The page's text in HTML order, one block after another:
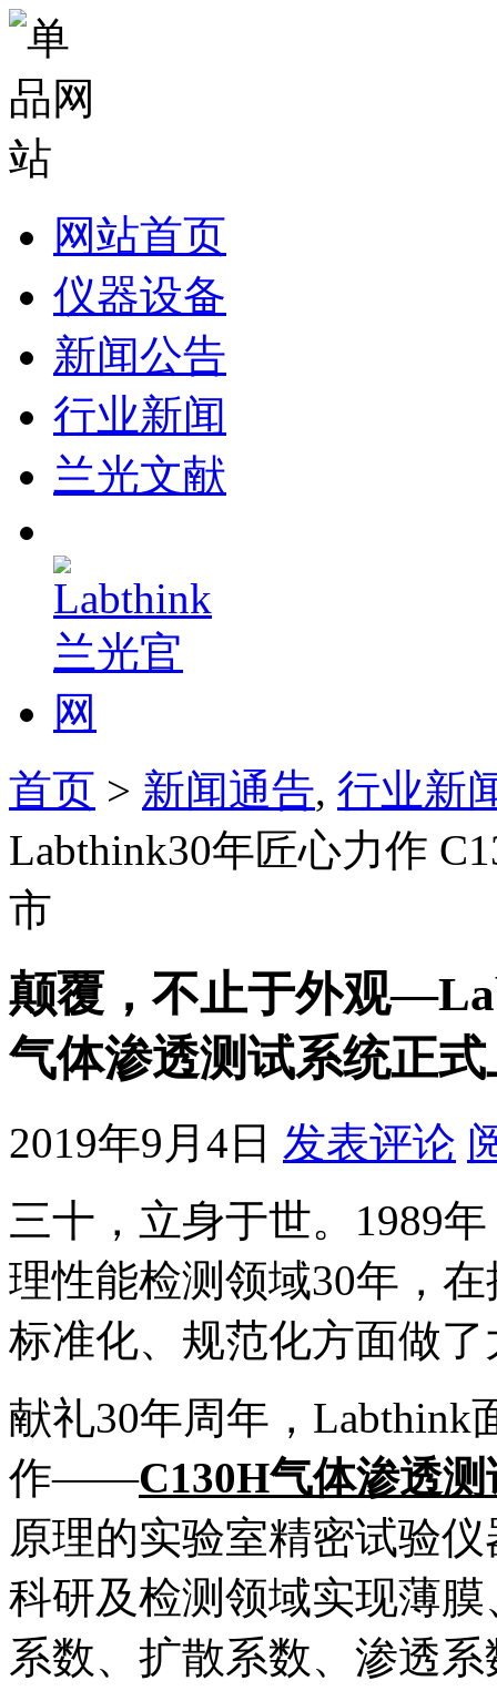
网站首页
仪器设备
新闻公告
行业新闻
兰光文献
首页 > 新闻通告, 行业新
Labthink30年匠心力作
市
颠覆，不止于外观
气体渗透测试系统正
2019年9月4日 发表评论
三十，立身于世。1989
理性能检测领域30年，
标准化、规范化方面做
献礼30年周年，
作——C130H气体渗透
原理的实验室精密试验
科研及检测领域实现薄
系数、扩散系数、渗透